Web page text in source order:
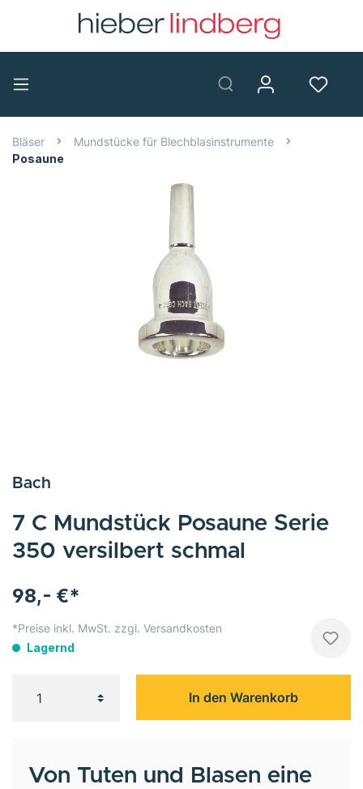
Bläser
Mundstücke für Blechblasinstrumente
Posaune
98,- €*
*Preise inkl. MwSt. zzgl. Versandkosten
Lagernd
In den Warenkorb
Bach
7 C Mundstück Posaune Serie
350 versilbert schmal
Von Tuten und Blasen eine